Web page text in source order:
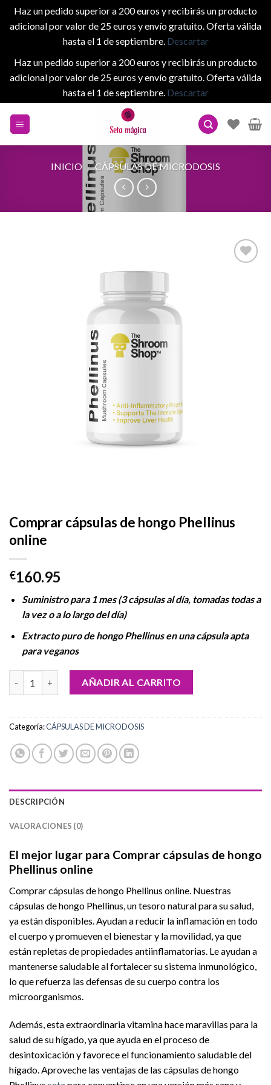
Haz un pedido superior a 200 euros y recibirás un producto
adicional por valor de 25 euros y envío gratuito. Oferta válida
hasta el 1 de septiembre. Descartar
Haz un pedido superior a 200 euros y recibirás un producto
adicional por valor de 25 euros y envío gratuito. Oferta válida
hasta el 1 de septiembre. Descartar
INICIO / CÁPSULAS DE MICRODOSIS
Comprar cápsulas de hongo Phellinus
online
€160.95
Suministro para 1 mes (3 cápsulas al día, tomadas todas a
la vez o a lo largo del día)
Extracto puro de hongo Phellinus en una cápsula apta
para veganos
Comprar cápsulas de hongo Phellinus online cantidad
AÑADIR AL CARRITO
Categoría:CÁPSULAS DE MICRODOSIS
DESCRIPCIÓN
VALORACIONES (0)
El mejor lugar para Comprar cápsulas de hongo
Phellinus online
Comprar cápsulas de hongo Phellinus online. Nuestras
cápsulas de hongo Phellinus, un tesoro natural para su salud,
ya están disponibles. Ayudan a reducir la inflamación en todo
el cuerpo y promueven el bienestar y la movilidad, ya que
están repletas de propiedades antiinflamatorias. Le ayudan a
mantenerse saludable al fortalecer su sistema inmunológico,
lo que refuerza las defensas de su cuerpo contra los
microorganismos.
Además, esta extraordinaria vitamina hace maravillas para la
salud de su hígado, ya que ayuda en el proceso de
desintoxicación y favorece el funcionamiento saludable del
hígado. Aproveche las ventajas de las cápsulas de hongo